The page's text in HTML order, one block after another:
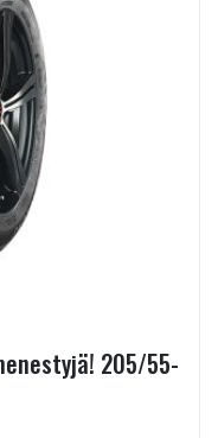
205/55-